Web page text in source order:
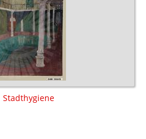
Stadthygiene